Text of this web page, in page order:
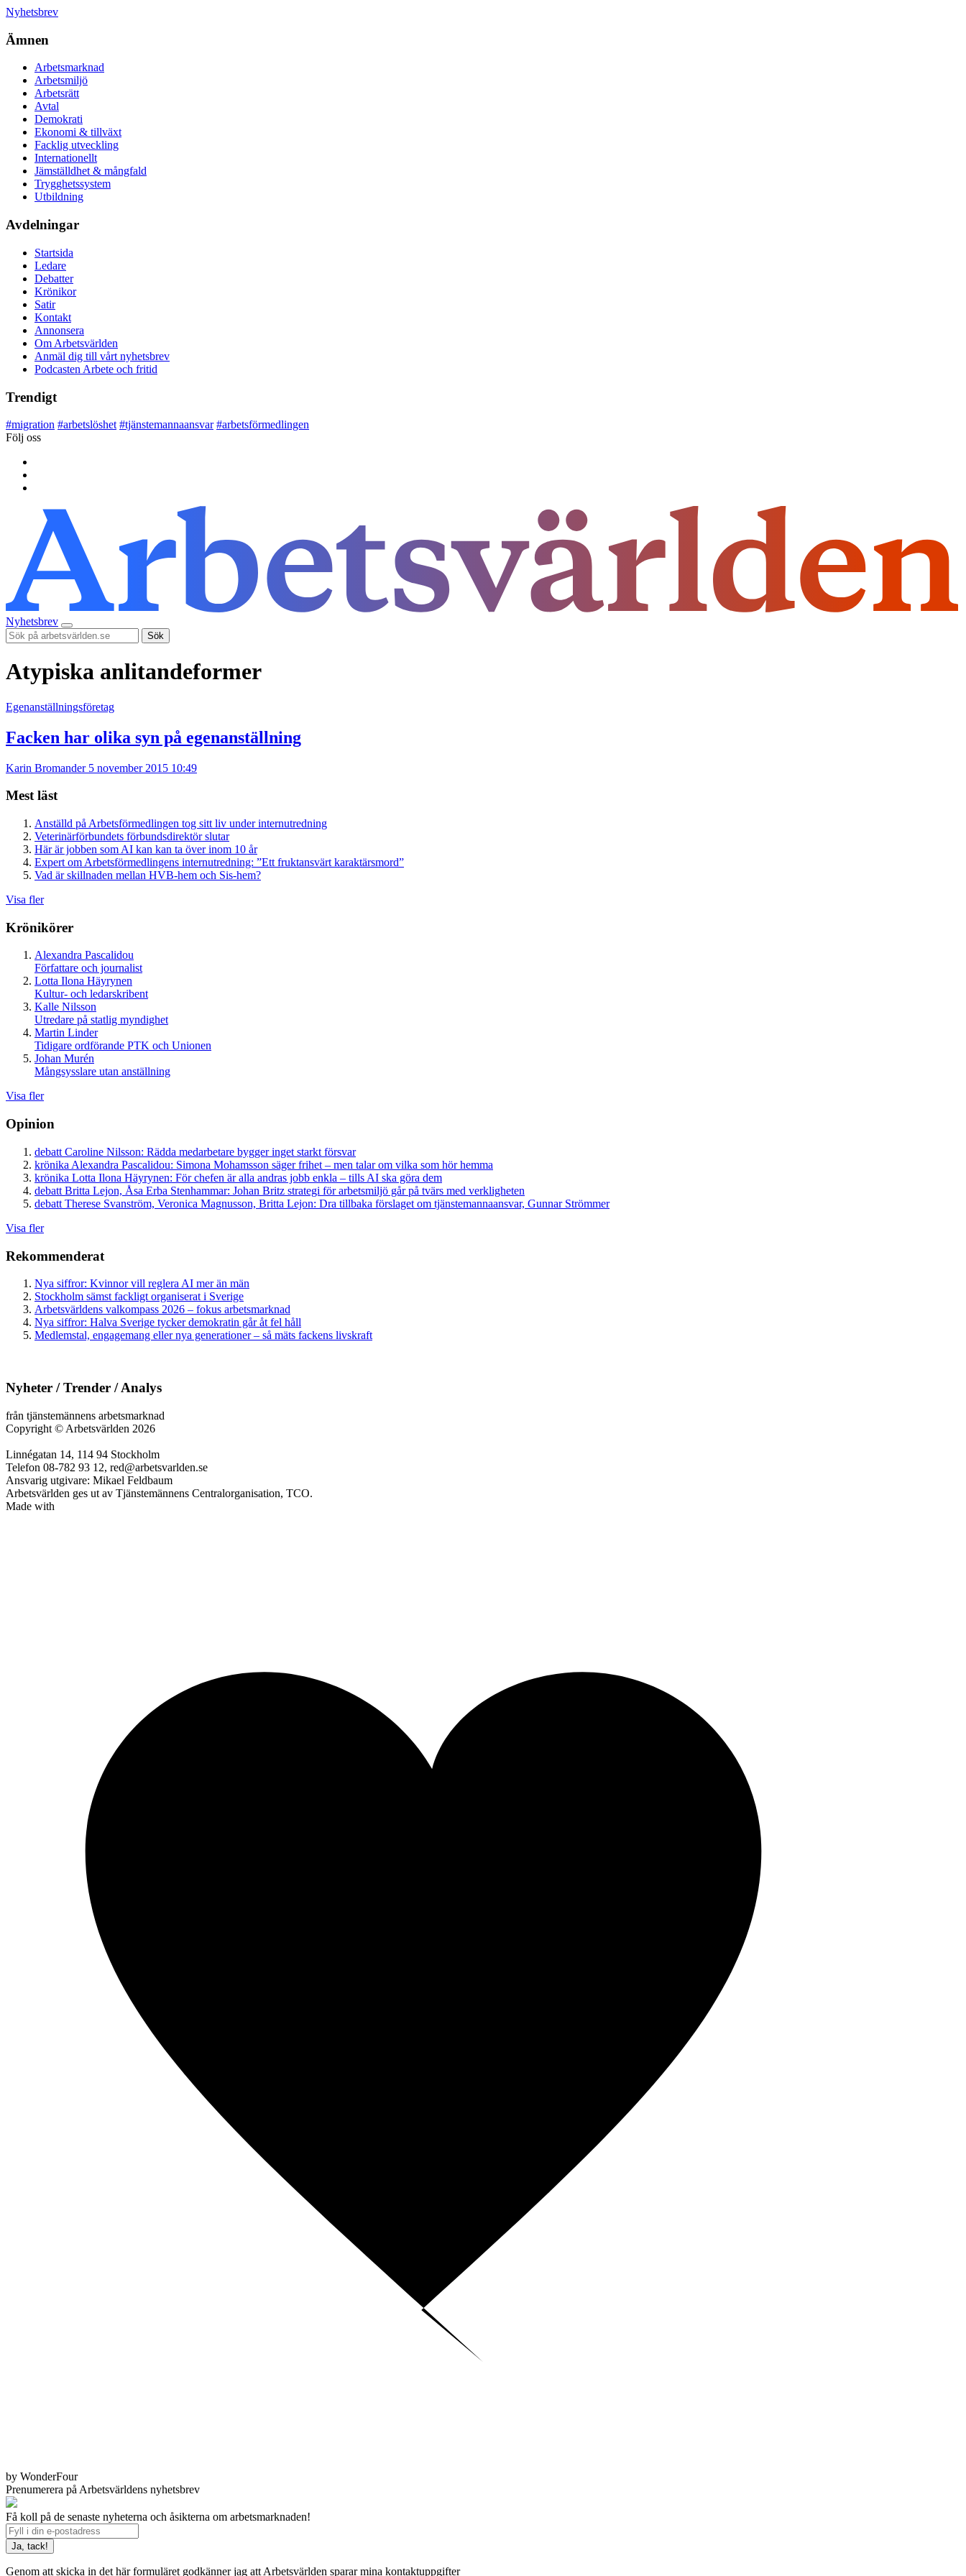
Nyhetsbrev
Ämnen
Arbetsmarknad
Arbetsmiljö
Arbetsrätt
Avtal
Demokrati
Ekonomi & tillväxt
Facklig utveckling
Internationellt
Jämställdhet & mångfald
Trygghetssystem
Utbildning
Avdelningar
Startsida
Ledare
Debatter
Krönikor
Satir
Kontakt
Annonsera
Om Arbetsvärlden
Anmäl dig till vårt nyhetsbrev
Podcasten Arbete och fritid
Trendigt
#migration #arbetslöshet #tjänstemannaansvar #arbetsförmedlingen
Följ oss
Nyhetsbrev
Sök
Atypiska anlitandeformer
Egenanställningsföretag
Facken har olika syn på egenanställning
Karin Bromander 5 november 2015 10:49
Mest läst
Anställd på Arbetsförmedlingen tog sitt liv under internutredning
Veterinärförbundets förbundsdirektör slutar
Här är jobben som AI kan kan ta över inom 10 år
Expert om Arbetsförmedlingens internutredning: ”Ett fruktansvärt karaktärsmord”
Vad är skillnaden mellan HVB-hem och Sis-hem?
Visa fler
Krönikörer
Alexandra Pascalidou
Författare och journalist
Lotta Ilona Häyrynen
Kultur- och ledarskribent
Kalle Nilsson
Utredare på statlig myndighet
Martin Linder
Tidigare ordförande PTK och Unionen
Johan Murén
Mångsysslare utan anställning
Visa fler
Opinion
debatt Caroline Nilsson: Rädda medarbetare bygger inget starkt försvar
krönika Alexandra Pascalidou: Simona Mohamsson säger frihet – men talar om vilka som hör hemma
krönika Lotta Ilona Häyrynen: För chefen är alla andras jobb enkla – tills AI ska göra dem
debatt Britta Lejon, Åsa Erba Stenhammar: Johan Britz strategi för arbetsmiljö går på tvärs med verkligheten
debatt Therese Svanström, Veronica Magnusson, Britta Lejon: Dra tillbaka förslaget om tjänstemannaansvar, Gunnar Strömmer
Visa fler
Rekommenderat
Nya siffror: Kvinnor vill reglera AI mer än män
Stockholm sämst fackligt organiserat i Sverige
Arbetsvärldens valkompass 2026 – fokus arbetsmarknad
Nya siffror: Halva Sverige tycker demokratin går åt fel håll
Medlemstal, engagemang eller nya generationer – så mäts fackens livskraft
Nyheter / Trender / Analys
från tjänstemännens arbetsmarknad
Copyright © Arbetsvärlden 2026
Linnégatan 14, 114 94 Stockholm
Telefon 08-782 93 12, red@arbetsvarlden.se
Ansvarig utgivare: Mikael Feldbaum
Arbetsvärlden ges ut av Tjänstemännens Centralorganisation, TCO.
Made with
by WonderFour
Prenumerera på Arbetsvärldens nyhetsbrev
Få koll på de senaste nyheterna och åsikterna om arbetsmarknaden!
Genom att skicka in det här formuläret godkänner jag att Arbetsvärlden sparar mina kontaktuppgifter